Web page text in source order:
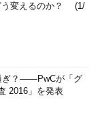
う変えるのか？ (1/
ぎ？――PwCが「グ
2016」を発表